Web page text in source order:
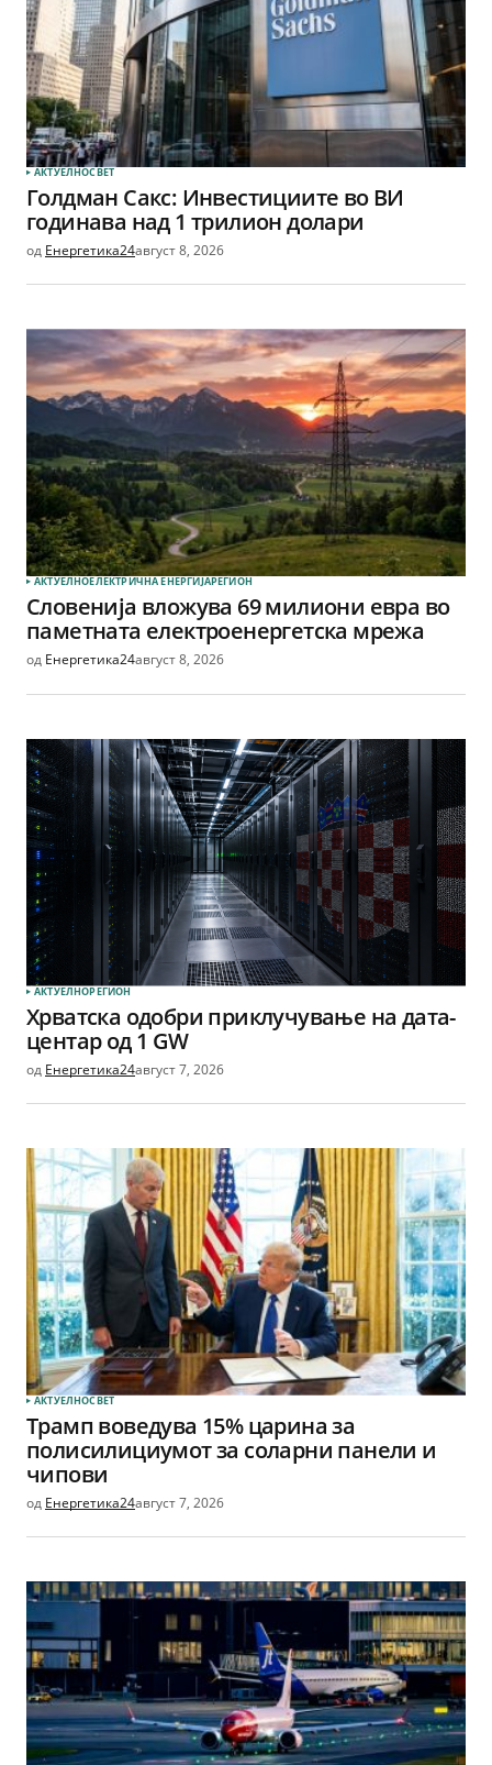
АКТУЕЛНОСВЕТ
Голдман Сакс: Инвестициите во ВИ
годинава над 1 трилион долари
од Енергетика24август 8, 2026
АКТУЕЛНОЕЛЕКТРИЧНА ЕНЕРГИЈАРЕГИОН
Словенија вложува 69 милиони евра во
паметната електроенергетска мрежа
од Енергетика24август 8, 2026
АКТУЕЛНОРЕГИОН
Хрватска одобри приклучување на дата-
центар од 1 GW
од Енергетика24август 7, 2026
АКТУЕЛНОСВЕТ
Трамп воведува 15% царина за
полисилициумот за соларни панели и
чипови
од Енергетика24август 7, 2026